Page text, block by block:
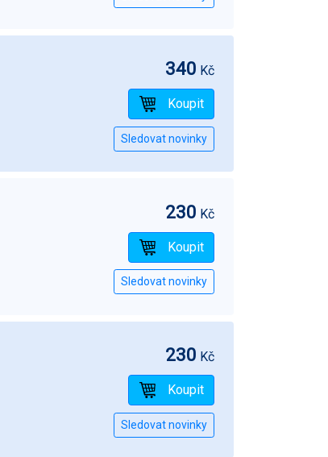
340 Kč
230 Kč
230 Kč